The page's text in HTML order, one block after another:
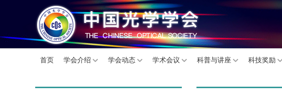
首页 学会介绍 学会动态 学术会议 科普与讲座 科技奖励